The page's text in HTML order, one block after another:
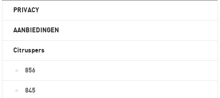
PRIVACY
AANBIEDINGEN
Citruspers
856
845